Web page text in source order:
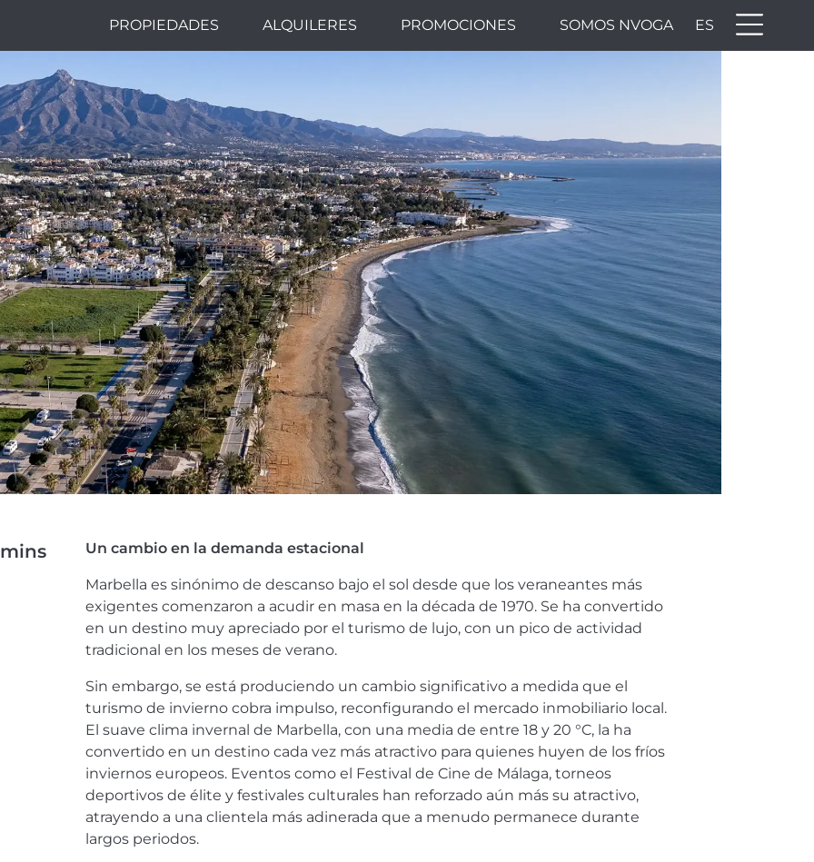
PROPIEDADES ALQUILERES PROMOCIONES SOMOS NVOGA ES
Un cambio en la demanda estacional
Marbella es sinónimo de descanso bajo el sol desde que los veraneantes más
exigentes comenzaron a acudir en masa en la década de 1970. Se ha convertido
en un destino muy apreciado por el turismo de lujo, con un pico de actividad
tradicional en los meses de verano.
Sin embargo, se está produciendo un cambio significativo a medida que el
turismo de invierno cobra impulso, reconfigurando el mercado inmobiliario local.
El suave clima invernal de Marbella, con una media de entre 18 y 20 °C, la ha
convertido en un destino cada vez más atractivo para quienes huyen de los fríos
inviernos europeos. Eventos como el Festival de Cine de Málaga, torneos
deportivos de élite y festivales culturales han reforzado aún más su atractivo,
atrayendo a una clientela más adinerada que a menudo permanece durante
largos periodos.